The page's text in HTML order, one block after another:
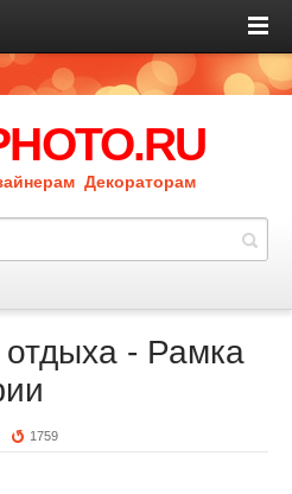
Декораторам
отдыха - Рамка
1759